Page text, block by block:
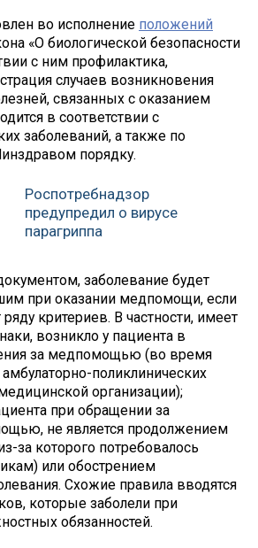
во исполнение положений
«О биологической безопасности
с ним профилактика,
случаев возникновения
связанных с оказанием
в соответствии с
заболеваний, а также по
порядку.
Роспотребнадзор
предупредил о вирусе
парагриппа
заболевание будет
при оказании медпомощи, если
ряду критериев. В частности, имеет
возникло у пациента в
за медпомощью (во время
поликлинических
организации);
при обращении за
не является продолжением
за которого потребовалось
или обострением
Схожие правила вводятся
которые заболели при
обязанностей.